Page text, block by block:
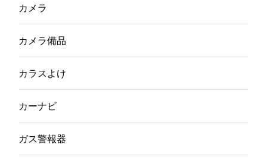
カメラ
カメラ備品
カラスよけ
カーナビ
ガス警報器